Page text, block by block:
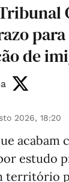
de
2026, 18:20
acabam
estudo
território